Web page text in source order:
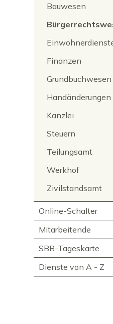
Bauwesen
Finanzen
Grundbuchwesen
Handänderungen
Kanzlei
Steuern
Teilungsamt
Werkhof
Zivilstandsamt
Online-Schalter
Mitarbeitende
SBB-Tageskarte
Dienste von A - Z